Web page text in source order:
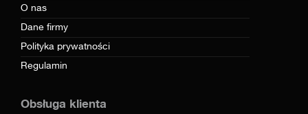
O nas
Dane firmy
Polityka prywatności
Regulamin
Obsługa klienta